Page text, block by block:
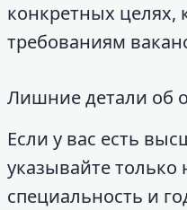
конкретных целях,
требованиям
Лишние детали об
Если у вас есть
указывайте только
специальность и